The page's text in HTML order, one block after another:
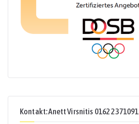
Kontakt: Anett Virsnitis 0162 2371091